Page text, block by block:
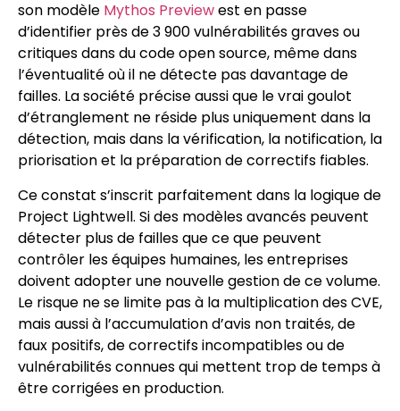
son modèle Mythos Previewest en passe
d’identifier près de 3 900 vulnérabilités graves ou
critiques dans du code open source, même dans
l’éventualité où il ne détecte pas davantage de
failles. La société précise aussi que le vrai goulot
d’étranglement ne réside plus uniquement dans la
détection, mais dans la vérification, la notification, la
priorisation et la préparation de correctifs fiables.
Ce constat s’inscrit parfaitement dans la logique de
Project Lightwell. Si des modèles avancés peuvent
détecter plus de failles que ce que peuvent
contrôler les équipes humaines, les entreprises
doivent adopter une nouvelle gestion de ce volume.
Le risque ne se limite pas à la multiplication des CVE,
mais aussi à l’accumulation d’avis non traités, de
faux positifs, de correctifs incompatibles ou de
vulnérabilités connues qui mettent trop de temps à
être corrigées en production.